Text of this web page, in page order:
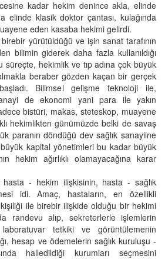
kadar hekim denince akla, elinde
elinde klasik doktor çantası, kulağında
eden kasaba hekimi gelirdi.
yürütüldüğü ve işin sanat tarafının
bilimin giderek daha fazla kullanıldığı
süreçte, hekimlik ve tıp adına çok büyük
beraber gözden kaçan bir gerçek
Bilimsel gelişme teknoloji ile,
de ekonomi yani para ile yakın
bistüri, makas, steteskop, muayene
hekimlikten günümüzde belki de savaş
paranın döndüğü dev sağlık sanayiine
kapital yönetimleri bu kadar büyük
hekim ağırlıklı olamayacağına karar
hasta - hekim ilişkisinin, hasta - sağlık
idi. Amaç, hastaların, en özellikli
ile birebir ilişkide olduğu bir hekimi
randevu alıp, sekreterlerle işlemlerin
tetkiki ve görüntülemenin
hesap ve ödemelerin sağlık kuruluşu -
halledildiği kurumları seçmesini